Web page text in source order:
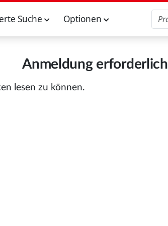
Suche Optionen
Anmeldung erforderlich
lesen zu können.